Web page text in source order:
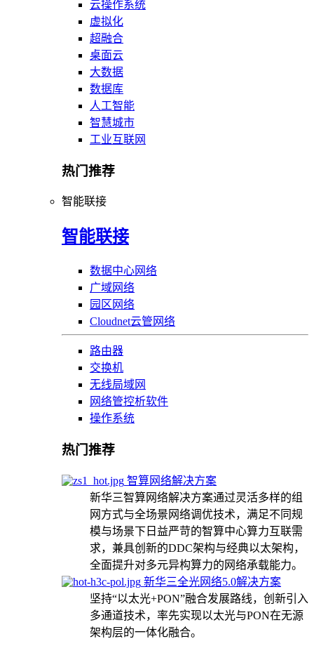
云操作系统
虚拟化
超融合
桌面云
大数据
数据库
人工智能
智慧城市
工业互联网
热门推荐
智能联接
智能联接
数据中心网络
广域网络
园区网络
Cloudnet云管网络
路由器
交换机
无线局域网
网络管控析软件
操作系统
热门推荐
智算网络解决方案
新华三智算网络解决方案通过灵活多样的组
网方式与全场景网络调优技术，满足不同规
模与场景下日益严苛的智算中心算力互联需
求，兼具创新的DDC架构与经典以太架构，
全面提升对多元异构算力的网络承载能力。
新华三全光网络5.0解决方案
坚持“以太光+PON”融合发展路线，创新引入
多通道技术，率先实现以太光与PON在无源
架构层的一体化融合。